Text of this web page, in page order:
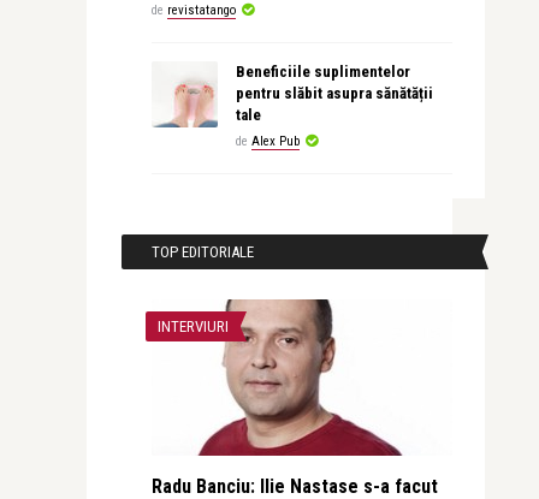
de revistatango
Beneficiile suplimentelor
pentru slăbit asupra sănătății
tale
de Alex Pub
TOP EDITORIALE
INTERVIURI
Radu Banciu: Ilie Nastase s-a facut